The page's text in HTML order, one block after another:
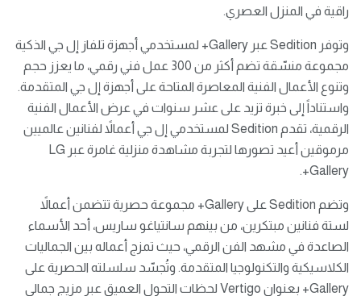
راقية في المنزل العصري.
وتوفر Sedition عبر Gallery+ لمستخدمي أجهزة تلفاز إل جي الذكية
مجموعة منسّقة تضم أكثر من 300 عمل فني رقمي، ما يعزز حجم
وتنوع الأعمال الفنية المعاصرة المتاحة على أجهزة إل جي المتقدمة.
واستناداً إلى خبرة تزيد على عشر سنوات في عرض الأعمال الفنية
الرقمية، تقدم Sedition لمستخدمي إل جي أعمالاً لفنانين عالميين
مرموقين أعيد تصورها لتجربة مشاهدة منزلية غامرة عبر LG
Gallery+.
وتضم Sedition على Gallery+ مجموعة حصرية تتضمن أعمالاً
لستة فنانين مبتكرين، من بينهم سانتياغو ساريس، أحد الأسماء
الصاعدة في مشهد الفن الرقمي، حيث تمزج أعماله بين الجماليات
الكلاسيكية والتكنولوجيا المتقدمة. وتُجسّد سلسلته الحصرية على
Gallery+ بعنوان Vertigo لحظات التحول العميق عبر مزيج جمالي